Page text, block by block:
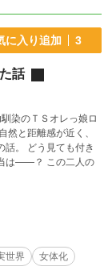
に入り追加 3
話
染のＴＳオレっ娘ロ
と距離感が近く、
付き
は――？ この二人の
世界
女体化